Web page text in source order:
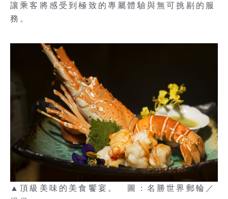
讓乘客將感受到極致的專屬體驗與無可挑剔的服
務。
▲頂級美味的美食饗宴。 圖：名勝世界郵輪／